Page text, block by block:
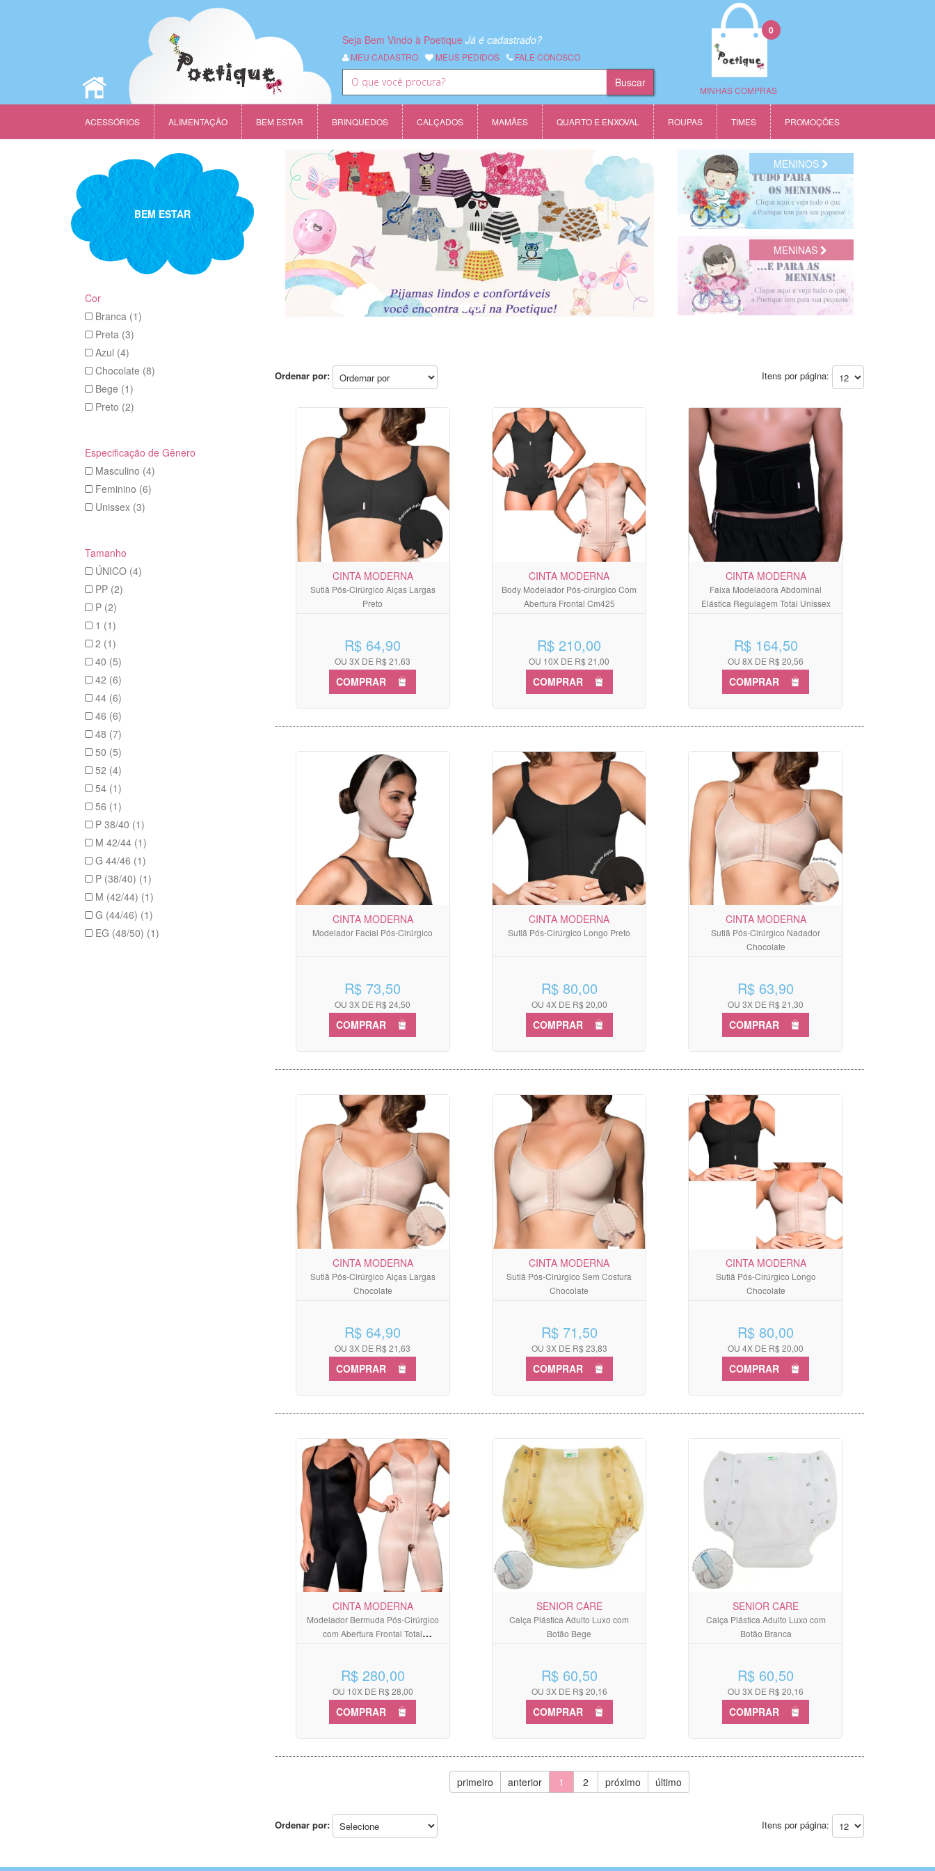
Seja Bem Vindo à Poetique Já é cadastrado?
MEU CADASTRO MEUS PEDIDOS FALE CONOSCO
MINHAS COMPRAS
0
ACESSÓRIOS ALIMENTAÇÃO BEM ESTAR BRINQUEDOS CALÇADOS MAMÃES QUARTO E ENXOVAL ROUPAS TIMES PROMOÇÕES
BEM ESTAR
Cor
Branca (1)
Preta (3)
Azul (4)
Chocolate (8)
Bege (1)
Preto (2)
Especificação de Gênero
Masculino (4)
Feminino (6)
Unissex (3)
Tamanho
ÚNICO (4)
PP (2)
P (2)
1 (1)
2 (1)
40 (5)
42 (6)
44 (6)
46 (6)
48 (7)
50 (5)
52 (4)
54 (1)
56 (1)
P 38/40 (1)
M 42/44 (1)
G 44/46 (1)
P (38/40) (1)
M (42/44) (1)
G (44/46) (1)
EG (48/50) (1)
MENINOS
MENINAS
Ordenar por: Itens por página:
CINTA MODERNA
Sutiã Pós-Cirúrgico Alças Largas
Preto
R$ 64,90
OU 3X DE R$ 21,63
COMPRAR
CINTA MODERNA
Body Modelador Pós-cirúrgico Com
Abertura Frontal Cm425
R$ 210,00
OU 10X DE R$ 21,00
COMPRAR
CINTA MODERNA
Faixa Modeladora Abdominal
Elástica Regulagem Total Unissex
R$ 164,50
OU 8X DE R$ 20,56
COMPRAR
CINTA MODERNA
Modelador Facial Pós-Cirúrgico
R$ 73,50
OU 3X DE R$ 24,50
COMPRAR
CINTA MODERNA
Sutiã Pós-Cirúrgico Longo Preto
R$ 80,00
OU 4X DE R$ 20,00
COMPRAR
CINTA MODERNA
Sutiã Pós-Cirúrgico Nadador
Chocolate
R$ 63,90
OU 3X DE R$ 21,30
COMPRAR
CINTA MODERNA
Sutiã Pós-Cirúrgico Alças Largas
Chocolate
R$ 64,90
OU 3X DE R$ 21,63
COMPRAR
CINTA MODERNA
Sutiã Pós-Cirúrgico Sem Costura
Chocolate
R$ 71,50
OU 3X DE R$ 23,83
COMPRAR
CINTA MODERNA
Sutiã Pós-Cirúrgico Longo
Chocolate
R$ 80,00
OU 4X DE R$ 20,00
COMPRAR
CINTA MODERNA
Modelador Bermuda Pós-Cirúrgico
com Abertura Frontal Total
R$ 280,00
OU 10X DE R$ 28,00
COMPRAR
SENIOR CARE
Calça Plástica Adulto Luxo com
Botão Bege
R$ 60,50
OU 3X DE R$ 20,16
COMPRAR
SENIOR CARE
Calça Plástica Adulto Luxo com
Botão Branca
R$ 60,50
OU 3X DE R$ 20,16
COMPRAR
primeiro anterior 1 2 próximo último
Ordenar por: Itens por página: